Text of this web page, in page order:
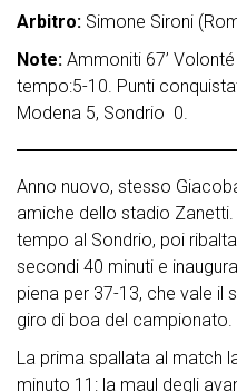
Arbitro: Simone Sironi
Note: Ammoniti 67’
tempo:5-10. Punti
Modena 5, Sondrio 0.
Anno nuovo, stesso
amiche dello stadio
tempo al Sondrio, poi
secondi 40 minuti e
piena per 37-13, che vale
giro di boa del campionato.
La prima spallata al match
minuto 11: la maul degli